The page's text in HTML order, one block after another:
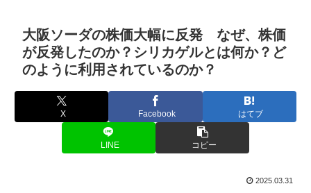
大阪ソーダの株価大幅に反発 なぜ、株価
が反発したのか？シリカゲルとは何か？ど
のように利用されているのか？
X Facebook はてブ
LINE コピー
2025.03.31